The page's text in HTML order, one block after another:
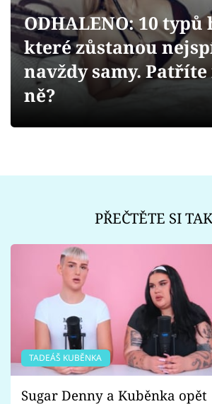
Videa
Sledujte prima+
ODHALENO: 10 typů
které zůstanou
navždy samy. Patříte
ně?
PŘEČTĚTE SI
TADEÁŠ KUBĚNKA
Sugar Denny a Kuběnka opět